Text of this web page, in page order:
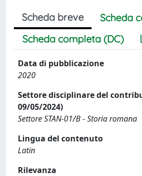
Scheda breve
Scheda
Scheda completa (DC)
Data di pubblicazione
2020
Settore disciplinare del
09/05/2024)
Settore STAN-01/B - Storia romana
Lingua del contenuto
Latin
Rilevanza